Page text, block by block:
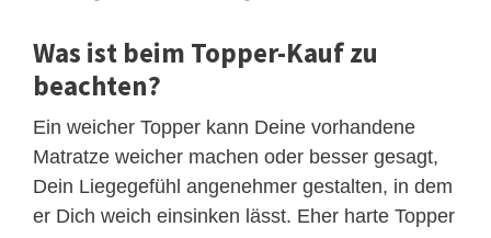
Was ist beim Topper-Kauf zu
beachten?
Ein weicher Topper kann Deine vorhandene
Matratze weicher machen oder besser gesagt,
Dein Liegegefühl angenehmer gestalten, in dem
er Dich weich einsinken lässt. Eher harte Topper